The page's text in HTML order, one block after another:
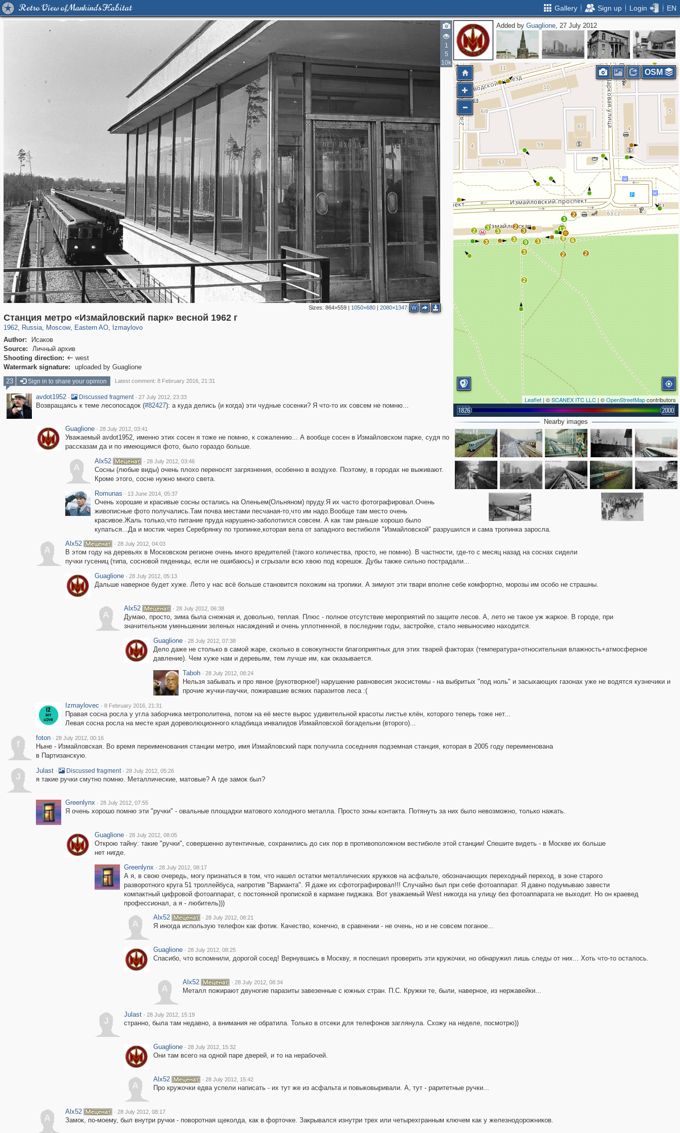
Retro View of Mankind's Habitat Gallery Sign up Login EN
1
5
10k
Sizes: 864×559| 1050×680| 2080×1347 W
Станция метро «Измайловский парк» весной 1962 г
1962, Russia
1,406,366 29,243
, Moscow
319,780 8,286
, Eastern AO
20,925 306
, Izmaylovo
3,432 65
Author:
Исаков
Source:
Личный архив
Shooting direction:  west
Watermark signature:
uploaded by Guaglione
Added byGuaglione, 27 July 2012
3
2 3
3
3
2
3
2
2
3
9 3
17
3
9 6
2
2
Leaflet | ©SCANEX ITC LLC | ©OpenStreetMapcontributors
1826 2000
OSM
Nearby images
23 Sign in to share your opinion Latest comment: 8 February 2016, 21:31
avdot1952 · Discussed fragment · 27 July 2012, 23:33
Возвращаясь к теме лесопосадок (#82427): а куда делись (и когда) эти чудные сосенки? Я что-то их совсем не помню...
Guaglione · 28 July 2012, 03:41
Уважаемый avdot1952, именно этих сосен я тоже не помню, к сожалению... А вообще сосен в Измайловском парке, судя по
рассказам да и по имеющимся фото, было гораздо больше.
A
Alx52 · 28 July 2012, 03:46
Сосны (любые виды) очень плохо переносят загрязнения, особенно в воздухе. Поэтому, в городах не выживают.
Кроме этого, сосне нужно много света.
Romunas · 13 June 2014, 05:37
Очень хорошие и красивые сосны остались на Оленьем(Ольняном) пруду.Я их часто фотографировал.Очень
живописные фото получались.Там почва местами песчаная-то,что им надо.Вообще там место очень
красивое.Жаль только,что питание пруда нарушено-заболотился совсем. А как там раньше хорошо было
купаться...Да и мостик через Серебрянку по тропинке,которая вела от западного вестибюля "Измайловской" разрушился и сама тропинка заросла.
A
Alx52 · 28 July 2012, 04:03
В этом году на деревьях в Московском регионе очень много вредителей (такого количества, просто, не помню). В частности, где-то с месяц назад на соснах сидели
пучки гусениц (типа, сосновой пяденицы, если не ошибаюсь) и сгрызали всю хвою под корешок. Дубы также сильно пострадали...
Guaglione · 28 July 2012, 05:13
Дальше наверное будет хуже. Лето у нас всё больше становится похожим на тропики. А зимуют эти твари вполне себе комфортно, морозы им особо не страшны.
A
Alx52 · 28 July 2012, 06:38
Думаю, просто, зима была снежная и, довольно, теплая. Плюс - полное отсутствие мероприятий по защите лесов. А, лето не такое уж жаркое. В городе, при
значительном уменьшении зеленых насаждений и очень уплотненной, в последнии годы, застройке, стало невыносимо находится.
Guaglione · 28 July 2012, 07:38
Дело даже не столько в самой жаре, сколько в совокупности благоприятных для этих тварей факторах (температура+относительная влажность+атмосферное
давление). Чем хуже нам и деревьям, тем лучше им, как оказывается.
Taboh · 28 July 2012, 08:24
Нельзя забывать и про явное (рукотворное!) нарушение равновесия экосистемы - на выбритых "под ноль" и засыхающих газонах уже не водятся кузнечики и
прочие жучки-паучки, пожиравшие всяких паразитов леса :(
Izmaylovec · 8 February 2016, 21:31
Правая сосна росла у угла заборчика метрополитена, потом на её месте вырос удивительной красоты листье клён, которого теперь тоже нет...
Левая сосна росла на месте края дореволюционного кладбища инвалидов Измайловской богадельни (второго)...
f
foton · 28 July 2012, 00:16
Ныне - Измайловская. Во время переименования станции метро, имя Измайловский парк получила соседнняя подземная станция, которая в 2005 году переименована
в Партизанскую.
J
Julast · Discussed fragment · 28 July 2012, 05:26
я такие ручки смутно помню. Металлические, матовые? А где замок был?
Greenlynx · 28 July 2012, 07:55
Я очень хорошо помню эти "ручки" - овальные площадки матового холодного металла. Просто зоны контакта. Потянуть за них было невозможно, только нажать.
Guaglione · 28 July 2012, 08:05
Открою тайну: такие "ручки", совершенно аутентичные, сохранились до сих пор в противоположном вестибюле этой станции! Спешите видеть - в Москве их больше
нет нигде.
Greenlynx · 28 July 2012, 08:17
А я, в свою очередь, могу признаться в том, что нашел остатки металлических кружков на асфальте, обозначающих переходный переход, в зоне старого
разворотного круга 51 троллейбуса, напротив "Варианта". Я даже их сфотографировал!!! Случайно был при себе фотоаппарат. Я давно подумываю завести
компактный цифровой фотоаппарат, с постоянной пропиской в кармане пиджака. Вот уважаемый West никогда на улицу без фотоаппарата не выходит. Но он краевед
профессионал, а я - любитель)))
A
Alx52 · 28 July 2012, 08:21
Я иногда использую телефон как фотик. Качество, конечно, в сравнении - не очень, но и не совсем поганое...
Guaglione · 28 July 2012, 08:25
Спасибо, что вспомнили, дорогой сосед! Вернувшись в Москву, я поспешил проверить эти кружочки, но обнаружил лишь следы от них... Хоть что-то осталось.
A
Alx52 · 28 July 2012, 08:34
Металл пожирают двуногие паразиты завезенные с южных стран. П.С. Кружки те, были, наверное, из нержавейки...
J
Julast · 28 July 2012, 15:19
странно, была там недавно, а внимания не обратила. Только в отсеки для телефонов заглянула. Схожу на неделе, посмотрю))
Guaglione · 28 July 2012, 15:32
Они там всего на одной паре дверей, и то на нерабочей.
A
Alx52 · 28 July 2012, 15:42
Про кружочки едва успели написать - их тут же из асфальта и повыковыривали. А, тут - раритетные ручки...
A
Alx52 · 28 July 2012, 08:17
Замок, по-моему, был внутри ручки - поворотная щеколда, как в форточке. Закрывался изнутри трех или четырехгранным ключем как у железнодорожников.